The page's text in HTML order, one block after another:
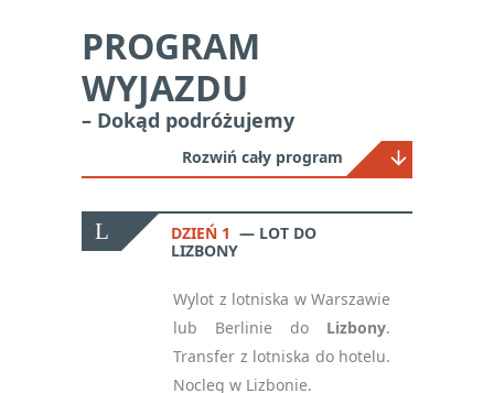
PROGRAM
WYJAZDU
– Dokąd podróżujemy
Rozwiń cały program
DZIEŃ 1
LOT DO
LIZBONY
Wylot z lotniska w Warszawie
lub Berlinie do Lizbony.
Transfer z lotniska do hotelu.
Nocleg w Lizbonie.